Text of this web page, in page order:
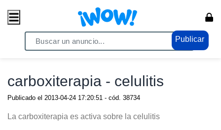
Publicar
/ Comercio / Anuncios
carboxiterapia - celulitis
Publicado el 2013-04-24 17:20:51 - cód. 38734
La carboxiterapia es activa sobre la celulitis